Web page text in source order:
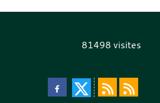
81498 visites